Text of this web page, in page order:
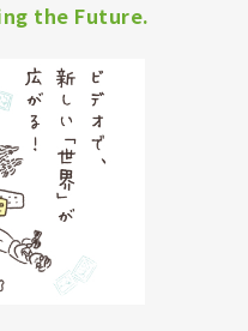
the Future.